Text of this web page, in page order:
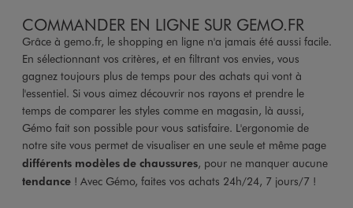
COMMANDER EN LIGNE SUR GEMO.FR
Grâce à gemo.fr, le shopping en ligne n'a jamais été aussi facile.
En sélectionnant vos critères, et en filtrant vos envies, vous
gagnez toujours plus de temps pour des achats qui vont à
l'essentiel. Si vous aimez découvrir nos rayons et prendre le
temps de comparer les styles comme en magasin, là aussi,
Gémo fait son possible pour vous satisfaire. L'ergonomie de
notre site vous permet de visualiser en une seule et même page
différents modèles de chaussures, pour ne manquer aucune
tendance! Avec Gémo, faites vos achats 24h/24, 7 jours/7 !